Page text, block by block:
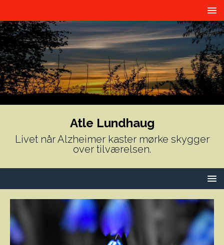
Atle Lundhaug
Livet når Alzheimer kaster mørke skygger
over tilværelsen.